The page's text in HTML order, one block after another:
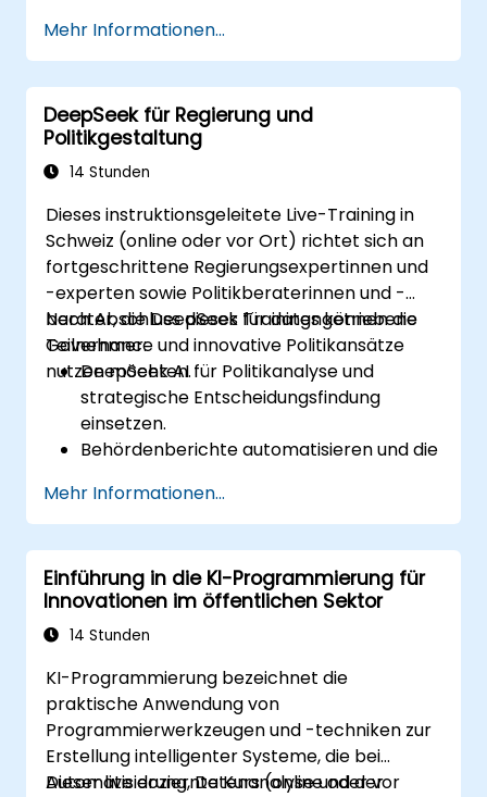
Abstimmung.
Mehr Informationen...
DeepSeek für Regierung und
Politikgestaltung
14 Stunden
Dieses instruktionsgeleitete Live-Training in
Schweiz (online oder vor Ort) richtet sich an
fortgeschrittene Regierungsexpertinnen und
-experten sowie Politikberaterinnen und -
berater, die DeepSeek für datengetriebene
Governance und innovative Politikansätze
nutzen möchten.
Nach Abschluss dieses Trainings können die
Teilnehmer:
DeepSeek AI für Politikanalyse und
strategische Entscheidungsfindung
einsetzen.
Behördenberichte automatisieren und die
KI-gestützte Erkenntnisse für
Innovationen im öffentlichen Sektor
anwenden.
Die Bürgerbeteiligung durch KI-gestützte
Lösungen stärken.
Mehr Informationen...
Einführung in die KI-Programmierung für
Innovationen im öffentlichen Sektor
14 Stunden
KI-Programmierung bezeichnet die
praktische Anwendung von
Programmierwerkzeugen und -techniken zur
Erstellung intelligenter Systeme, die bei
Automatisierung, Datenanalyse und der
Dieser live doziernte Kurs (online oder vor